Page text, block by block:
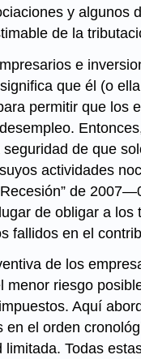
y algunos
de la
e
que él (o
permitir que los
de que
actividades
de
de obligar a
fallidos en el
de los
menor riesgo
Aquí
en el orden
limitada. Todas